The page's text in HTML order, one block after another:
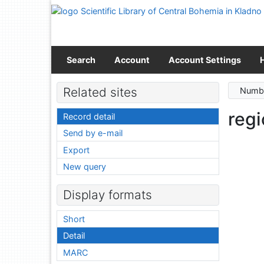
Go to content
Go to menu
Search Account Account Settings
Related sites
Record detail
Send by e-mail
Export
New query
Display formats
Short
Detail
MARC